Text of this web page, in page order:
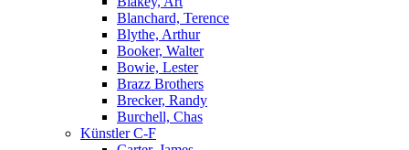
Blanchard, Terence
Blythe, Arthur
Booker, Walter
Bowie, Lester
Brazz Brothers
Brecker, Randy
Burchell, Chas
Künstler C-F